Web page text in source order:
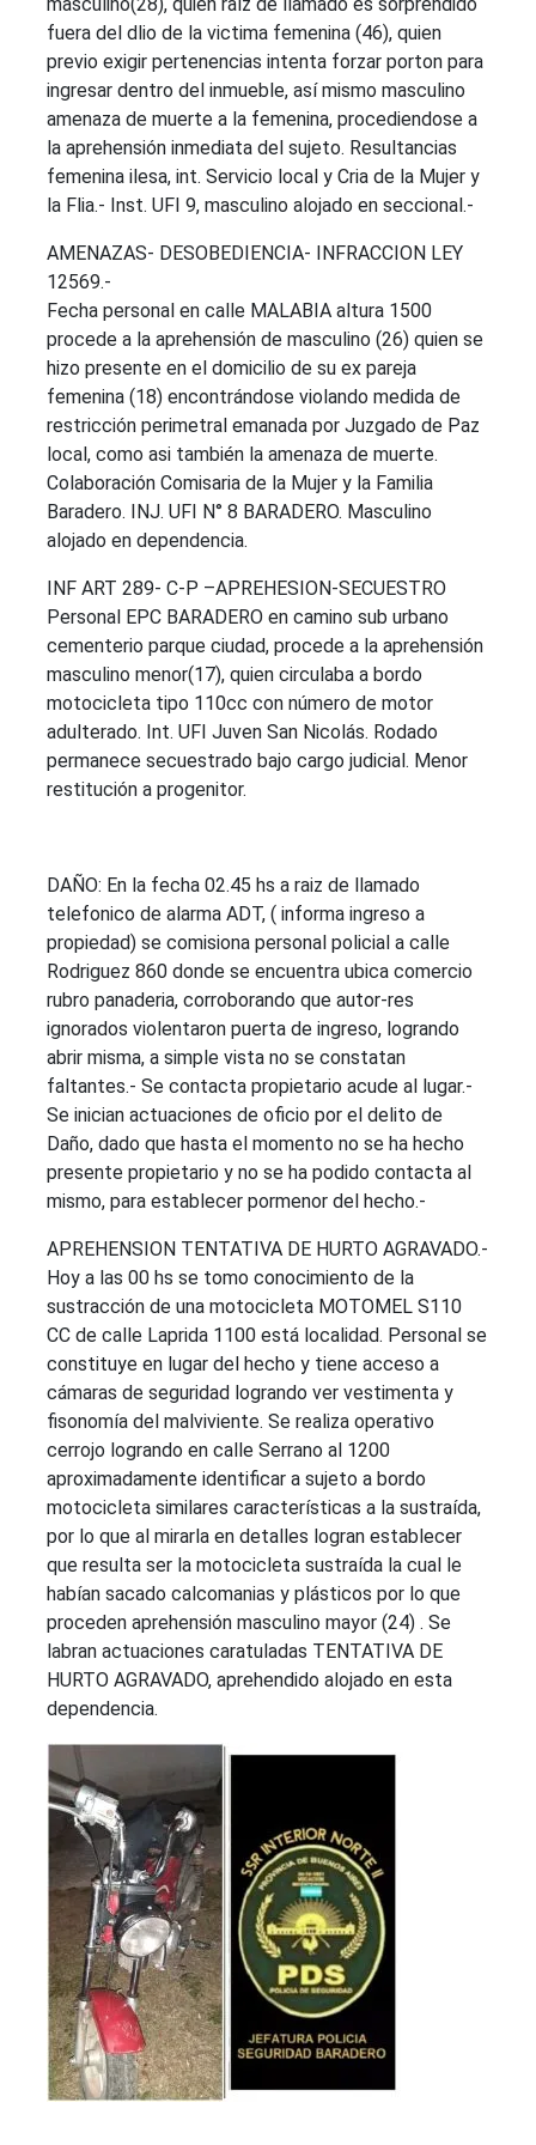
fuera del dlio de la victima femenina (46), quien
previo exigir pertenencias intenta forzar porton para
ingresar dentro del inmueble, así mismo masculino
amenaza de muerte a la femenina, procediendose a
la aprehensión inmediata del sujeto. Resultancias
femenina ilesa, int. Servicio local y Cria de la Mujer y
la Flia.- Inst. UFI 9, masculino alojado en seccional.-
AMENAZAS- DESOBEDIENCIA- INFRACCION LEY
12569.-
Fecha personal en calle MALABIA altura 1500
procede a la aprehensión de masculino (26) quien se
hizo presente en el domicilio de su ex pareja
femenina (18) encontrándose violando medida de
restricción perimetral emanada por Juzgado de Paz
local, como asi también la amenaza de muerte.
Colaboración Comisaria de la Mujer y la Familia
Baradero. INJ. UFI N° 8 BARADERO. Masculino
alojado en dependencia.
INF ART 289- C-P –APREHESION-SECUESTRO
Personal EPC BARADERO en camino sub urbano
cementerio parque ciudad, procede a la aprehensión
masculino menor(17), quien circulaba a bordo
motocicleta tipo 110cc con número de motor
adulterado. Int. UFI Juven San Nicolás. Rodado
permanece secuestrado bajo cargo judicial. Menor
restitución a progenitor.
DAÑO: En la fecha 02.45 hs a raiz de llamado
telefonico de alarma ADT, ( informa ingreso a
propiedad) se comisiona personal policial a calle
Rodriguez 860 donde se encuentra ubica comercio
rubro panaderia, corroborando que autor-res
ignorados violentaron puerta de ingreso, logrando
abrir misma, a simple vista no se constatan
faltantes.- Se contacta propietario acude al lugar.-
Se inician actuaciones de oficio por el delito de
Daño, dado que hasta el momento no se ha hecho
presente propietario y no se ha podido contacta al
mismo, para establecer pormenor del hecho.-
APREHENSION TENTATIVA DE HURTO AGRAVADO.-
Hoy a las 00 hs se tomo conocimiento de la
sustracción de una motocicleta MOTOMEL S110
CC de calle Laprida 1100 está localidad. Personal se
constituye en lugar del hecho y tiene acceso a
cámaras de seguridad logrando ver vestimenta y
fisonomía del malviviente. Se realiza operativo
cerrojo logrando en calle Serrano al 1200
aproximadamente identificar a sujeto a bordo
motocicleta similares características a la sustraída,
por lo que al mirarla en detalles logran establecer
que resulta ser la motocicleta sustraída la cual le
habían sacado calcomanias y plásticos por lo que
proceden aprehensión masculino mayor (24) . Se
labran actuaciones caratuladas TENTATIVA DE
HURTO AGRAVADO, aprehendido alojado en esta
dependencia.